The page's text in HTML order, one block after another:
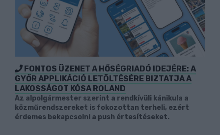
FONTOS ÜZENET A HŐSÉGRIADÓ IDEJÉRE: A
GYŐR APPLIKÁCIÓ LETÖLTÉSÉRE BIZTATJA A
LAKOSSÁGOT KÓSA ROLAND
Az alpolgármester szerint a rendkívüli kánikula a
közműrendszereket is fokozottan terheli, ezért
érdemes bekapcsolni a push értesítéseket.